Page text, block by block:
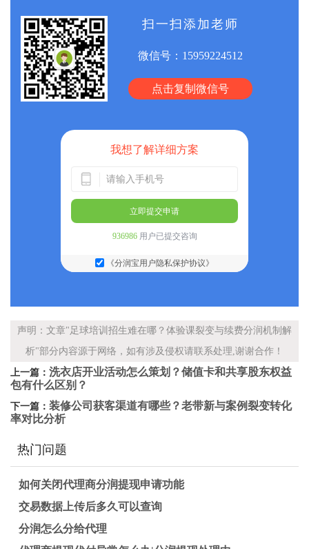
扫一扫添加老师
微信号： 15959224512
点击复制微信号
我想了解详细方案
立即提交申请
936986用户已提交咨询
《分润宝用户隐私保护协议》
声明：文章"足球培训招生难在哪？体验课裂变与续费分润机制解
析"部分内容源于网络，如有涉及侵权请联系处理,谢谢合作！
上一篇： 洗衣店开业活动怎么策划？储值卡和共享股东权益
包有什么区别？
下一篇： 装修公司获客渠道有哪些？老带新与案例裂变转化
率对比分析
热门问题
如何关闭代理商分润提现申请功能
交易数据上传后多久可以查询
分润怎么分给代理